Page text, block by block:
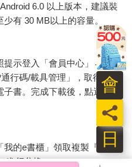
6.0 以上版本，建議裝
有 30 MB以上的容量。
提示登入「會員中心」→「我
行碼/載具管理」，取得通行
書。完成下載後，點選任一
的e書櫃」領取複製『兌換
進行兌換。
日
員
會